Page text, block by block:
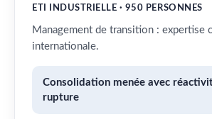
ETI INDUSTRIELLE · 950 PERSONNES
Management de transition : expertise
internationale.
Consolidation menée avec
rupture